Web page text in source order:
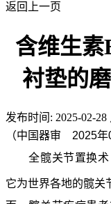
返回上一页
含维生素
衬垫的
发布时间: 2025-02-28
（中国器审 2025年
全髋关节置换术
它为世界各地的髋关